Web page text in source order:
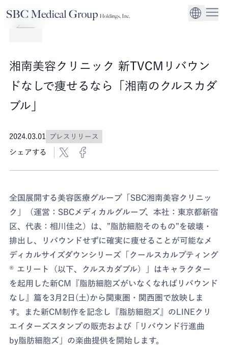
Company
Service
法人事業
Sustainability
ガバナンス
湘南美容クリニック 新TVCMリバウン
ドなしで痩せるなら「湘南のクルスカダ
ブル」
2024.03.01 プレスリリース
シェアする
全国展開する美容医療グループ「SBC湘南美容クリニッ
ク」（運営：SBCメディカルグループ、本社：東京都新宿
区、代表：相川佳之）は、”脂肪細胞そのもの”を破壊・
排出し、リバウンドせずに確実に痩せることが可能なメ
ディカルサイズダウンシリーズ「クールスカルプティング
® エリート（以下、クルスカダブル）」はキャラクター
を起用した新CM『脂肪細胞ズがいなくなればリバウンド
なし』篇を3月2日(土)から関東圏・関西圏で放映しま
す。また新CM制作を記念し『脂肪細胞ズ』のLINEクリ
エイターズスタンプの販売および「リバウンド行進曲
by脂肪細胞ズ」の楽曲提供を開始します。